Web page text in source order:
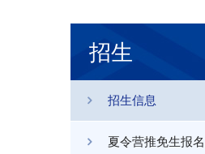
招生
招生信息
夏令营推免生报名